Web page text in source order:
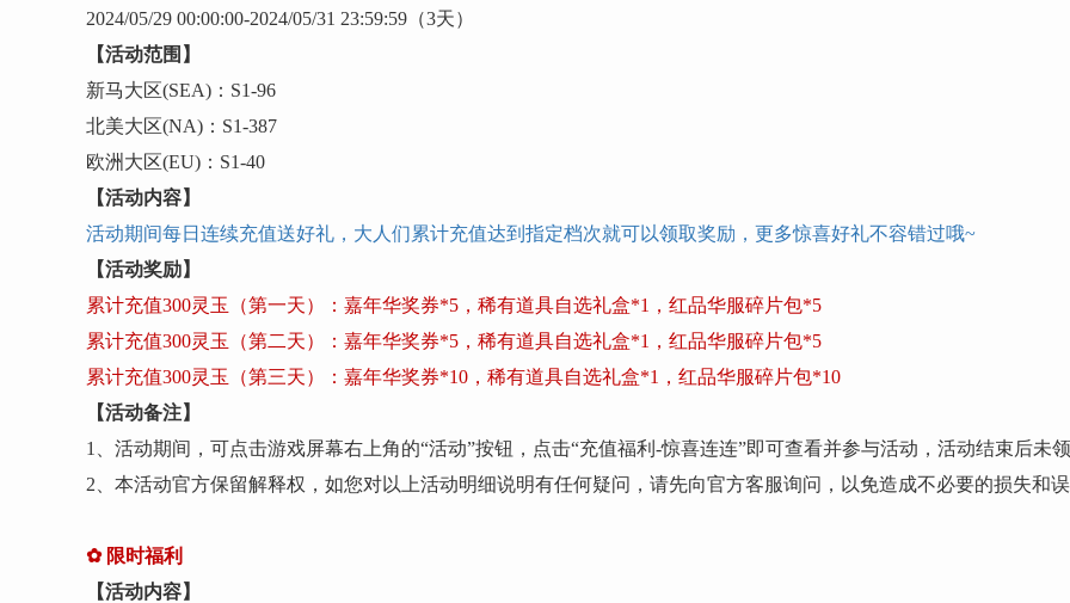
2024/05/29 00:00:00-2024/05/31 23:59:59 （3天）
【活动范围】
新马大区(SEA)：S1-96
北美大区(NA)：S1-387
欧洲大区(EU)：S1-40
【活动内容】
活动期间每日连续充值送好礼，大人们累计充值达到指定档次就可以领取奖励，更多惊喜好礼不容错过哦~
【活动奖励】
累计充值300灵玉（第一天）：嘉年华奖券*5，稀有道具自选礼盒*1，红品华服碎片包*5
累计充值300灵玉（第二天）：嘉年华奖券*5，稀有道具自选礼盒*1，红品华服碎片包*5
累计充值300灵玉（第三天）：嘉年华奖券*10，稀有道具自选礼盒*1，红品华服碎片包*10
【活动备注】
1、活动期间，可点击游戏屏幕右上角的“活动”按钮，点击“充值福利-惊喜连连”即可查看并参与活动 ， 活动结束后未
2、本活动官方保留解释权，如您对以上活动明细说明有任何疑问，请先向官方客服询问，以免造成不必要的损失和
✿ 限时福利
【活动内容】